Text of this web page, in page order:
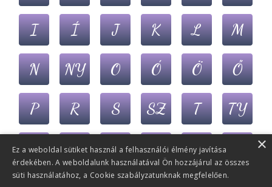
I Í J K L M
N NY O Ó Ö Ő
P R S SZ T TY
U Ú Ü Ű V ×
Ez a weboldal sütiket használ a felhasználói élmény javítása
érdekében. A weboldalunk használatával Ön hozzájárul az összes
süti használatához, a Cookie szabályzatunknak megfelelően.